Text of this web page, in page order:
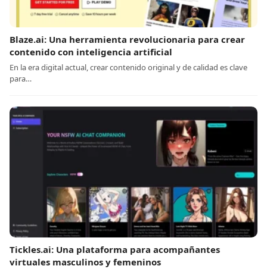
Blaze.ai: Una herramienta revolucionaria para crear
contenido con inteligencia artificial
En la era digital actual, crear contenido original y de calidad es clave
para…
Tickles.ai: Una plataforma para acompañantes
virtuales masculinos y femeninos